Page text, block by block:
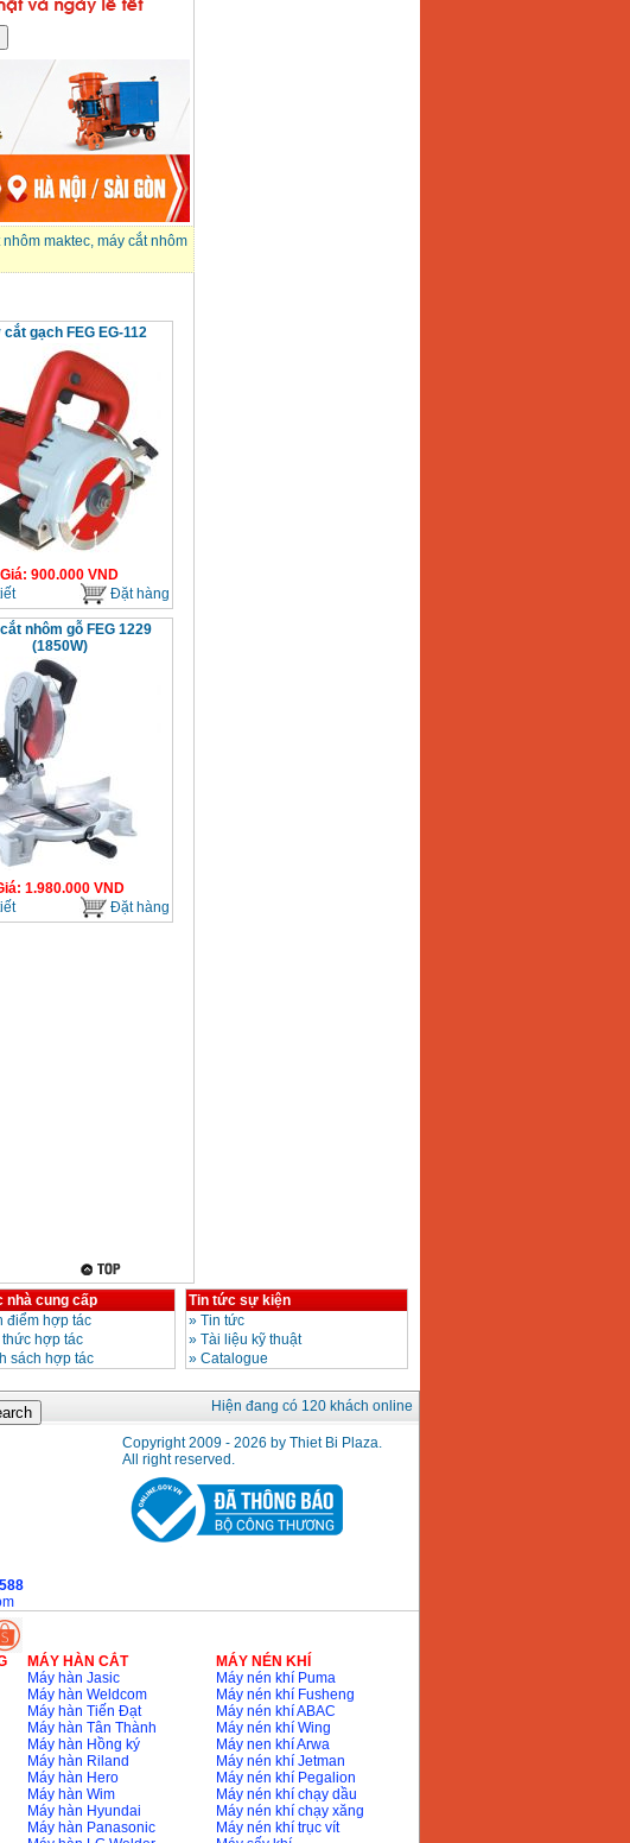
nhôm maktec, máy cắt nhôm
cắt gạch FEG EG-112
Giá: 900.000 VND
Đặt hàng
nhôm gỗ FEG 1229
(1850W)
: 1.980.000 VND
Đặt hàng
nhà cung cấp
điểm hợp tác
thức hợp tác
sách hợp tác
Tin tức sự kiện
» Tin tức
» Tài liệu kỹ thuật
» Catalogue
Hiện đang có 120 khách online
Copyright 2009 - 2026 by Thiet Bi Plaza.
All right reserved.
MÁY HÀN CẮT
Máy hàn Jasic
Máy hàn Weldcom
Máy hàn Tiến Đạt
Máy hàn Tân Thành
Máy hàn Hồng ký
Máy hàn Riland
Máy hàn Hero
Máy hàn Wim
Máy hàn Hyundai
Máy hàn Panasonic
MÁY NÉN KHÍ
Máy nén khí Puma
Máy nén khí Fusheng
Máy nén khí ABAC
Máy nén khí Wing
Máy nen khí Arwa
Máy nén khí Jetman
Máy nén khí Pegalion
Máy nén khí chạy dầu
Máy nén khí chạy xăng
Máy nén khí trục vít